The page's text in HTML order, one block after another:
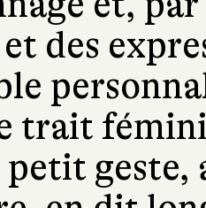
et des
trait
petit geste,